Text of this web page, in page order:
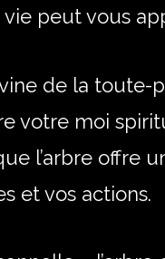
peut vous
de la toute-
votre moi
l’arbre offre
et vos actions.